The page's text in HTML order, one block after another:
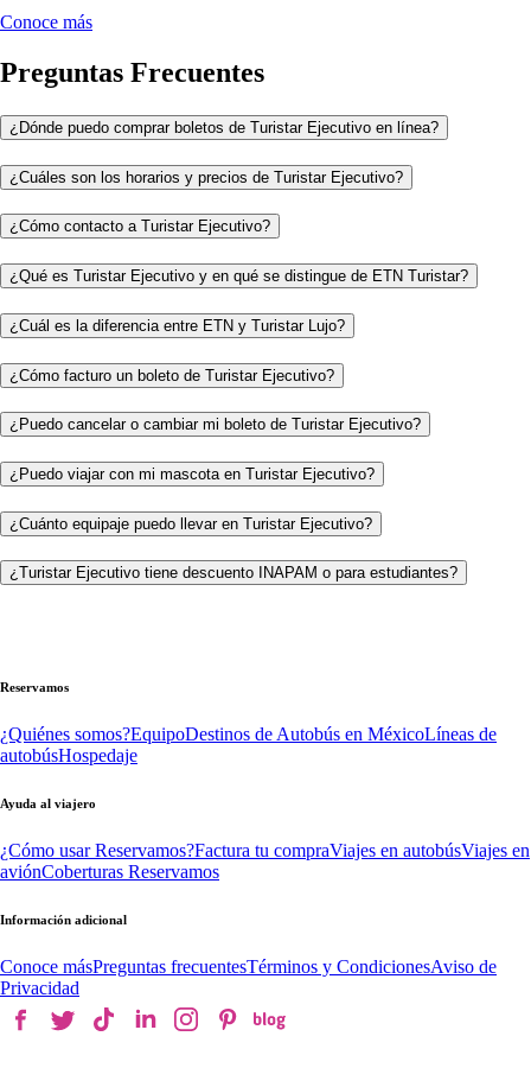
Conoce más
Preguntas Frecuentes
¿Dónde puedo comprar boletos de Turistar Ejecutivo en línea?
¿Cuáles son los horarios y precios de Turistar Ejecutivo?
¿Cómo contacto a Turistar Ejecutivo?
¿Qué es Turistar Ejecutivo y en qué se distingue de ETN Turistar?
¿Cuál es la diferencia entre ETN y Turistar Lujo?
¿Cómo facturo un boleto de Turistar Ejecutivo?
¿Puedo cancelar o cambiar mi boleto de Turistar Ejecutivo?
¿Puedo viajar con mi mascota en Turistar Ejecutivo?
¿Cuánto equipaje puedo llevar en Turistar Ejecutivo?
¿Turistar Ejecutivo tiene descuento INAPAM o para estudiantes?
Reservamos
¿Quiénes somos?EquipoDestinos de Autobús en MéxicoLíneas de
autobúsHospedaje
Ayuda al viajero
¿Cómo usar Reservamos?Factura tu compraViajes en autobúsViajes en
aviónCoberturas Reservamos
Información adicional
Conoce másPreguntas frecuentesTérminos y CondicionesAviso de
Privacidad